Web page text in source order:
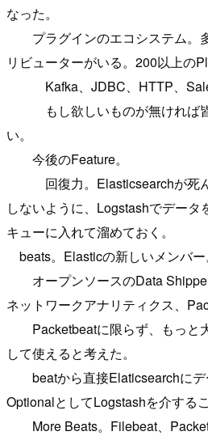
なった。
プラグインのエコシステム。
リビューターがいる。200以上の
Kafka、JDBC、HTTP、
もし欲しいものが無ければ皆
い。
今後のFeature。
回復力。Elasticsearchが死ん
しないように、Logstashでデータ
キューに入れて溜めておく。
beats。Elasticの新しいメンバー
オープンソースのData
ネットワークアナリティクス、
Packetbeatに限らず、もっと
して使えると考えた。
beatから直接Elaticsearchにデ
OptionalとしてLogstashを介する
More Beats。Filebeat、